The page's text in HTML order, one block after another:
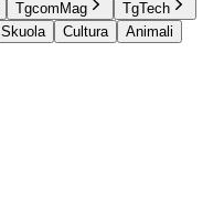
TgcomMag
TgTech
Skuola Cultura
Animali